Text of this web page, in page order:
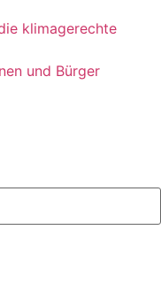
klimagerechte
und Bürger